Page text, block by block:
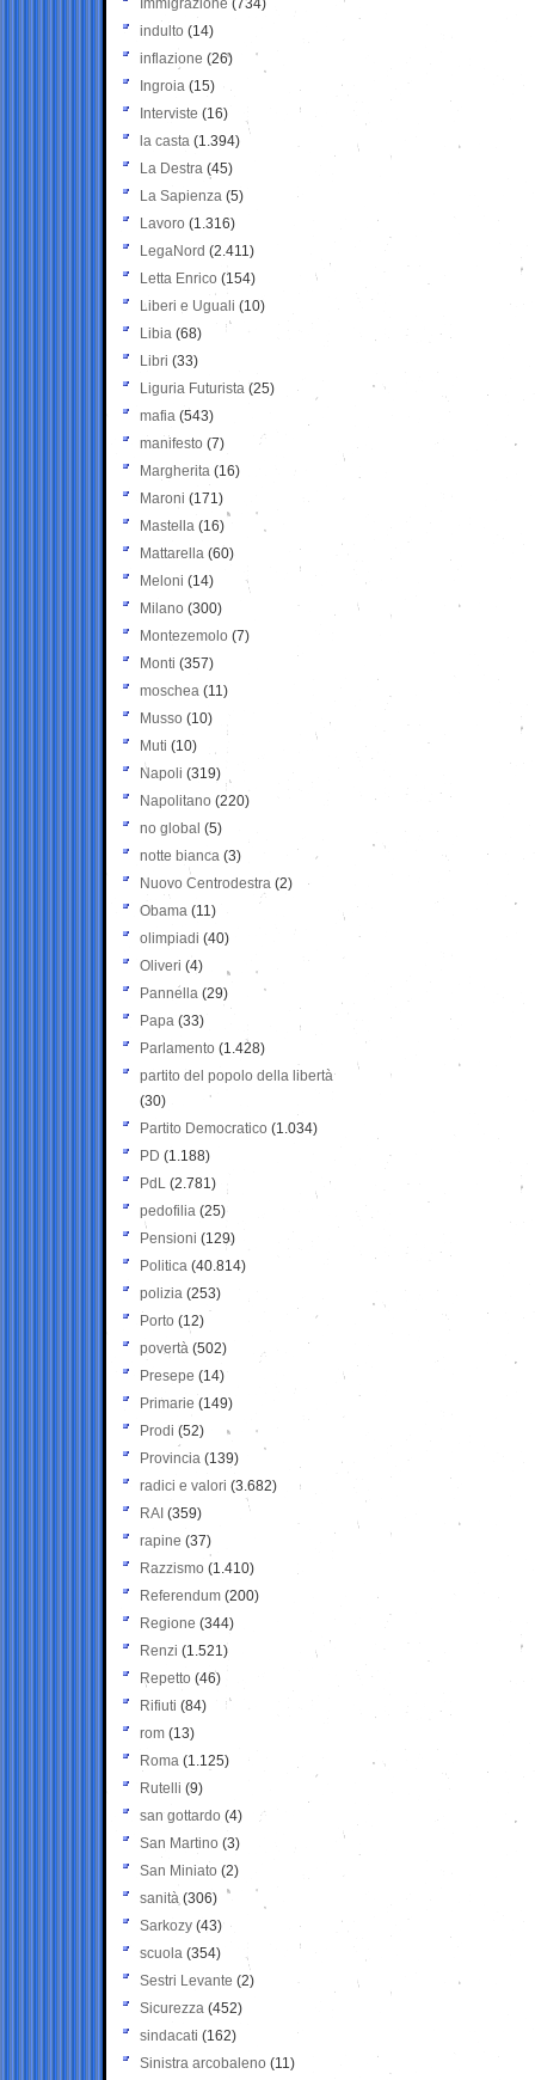
Immigrazione (734)
indulto (14)
inflazione (26)
Ingroia (15)
Interviste (16)
la casta (1.394)
La Destra (45)
La Sapienza (5)
Lavoro (1.316)
LegaNord (2.411)
Letta Enrico (154)
Liberi e Uguali (10)
Libia (68)
Libri (33)
Liguria Futurista (25)
mafia (543)
manifesto (7)
Margherita (16)
Maroni (171)
Mastella (16)
Mattarella (60)
Meloni (14)
Milano (300)
Montezemolo (7)
Monti (357)
moschea (11)
Musso (10)
Muti (10)
Napoli (319)
Napolitano (220)
no global (5)
notte bianca (3)
Nuovo Centrodestra (2)
Obama (11)
olimpiadi (40)
Oliveri (4)
Pannella (29)
Papa (33)
Parlamento (1.428)
partito del popolo della libertà
(30)
Partito Democratico (1.034)
PD (1.188)
PdL (2.781)
pedofilia (25)
Pensioni (129)
Politica (40.814)
polizia (253)
Porto (12)
povertà (502)
Presepe (14)
Primarie (149)
Prodi (52)
Provincia (139)
radici e valori (3.682)
RAI (359)
rapine (37)
Razzismo (1.410)
Referendum (200)
Regione (344)
Renzi (1.521)
Repetto (46)
Rifiuti (84)
rom (13)
Roma (1.125)
Rutelli (9)
san gottardo (4)
San Martino (3)
San Miniato (2)
sanità (306)
Sarkozy (43)
scuola (354)
Sestri Levante (2)
Sicurezza (452)
sindacati (162)
Sinistra arcobaleno (11)